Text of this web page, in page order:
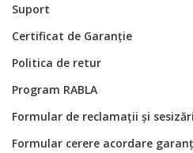
Suport
Certificat de Garanție
Politica de retur
Program RABLA
Formular de reclamații și sesizări
Formular cerere acordare